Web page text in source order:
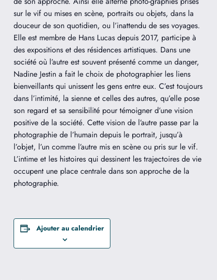
sur le vif ou mises en scène, portraits ou objets, dans la
douceur de son quotidien, ou l’inattendu de ses voyages.
Elle est membre de Hans Lucas depuis 2017, participe à
des expositions et des résidences artistiques. Dans une
société où l’autre est souvent présenté comme un danger,
Nadine Jestin a fait le choix de photographier les liens
bienveillants qui unissent les gens entre eux. C’est toujours
dans l’intimité, la sienne et celles des autres, qu’elle pose
son regard et sa sensibilité pour témoigner d’une vision
positive de la société. Cette vision de l’autre passe par la
photographie de l’humain depuis le portrait, jusqu’à
l’objet, l’un comme l’autre mis en scène ou pris sur le vif.
L’intime et les histoires qui dessinent les trajectoires de vie
occupent une place centrale dans son approche de la
photographie.
Ajouter au calendrier